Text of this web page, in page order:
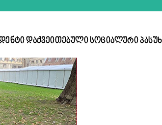
დაქვეითებული სოციალური